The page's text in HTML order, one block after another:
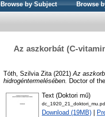
Browse by Subject Browse
Az aszkorbát (C-
Tóth, Szilvia Zita (2021) Az
hidrogéntermelésében. Doctor of
Text (Doktori mű)
Download (19MB)